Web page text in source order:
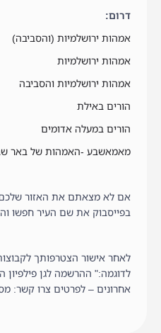
דרום:
אמהות ירושלמיות (והסביבה)
אמהות ירושלמיות
אמהות ירושלמיות והסביבה
הורים באילת
הורים במעלה אדומים
מאמאשבע -האמהות של באר
אם לא מצאתם את האזור שלכם
בפייסבוק את שם העיר חפשו
לאחר אישור הצטרפותך
לדוגמה:" ההרשמה לגן פילפיון
אחרונים – לפרטים צרו קשר: